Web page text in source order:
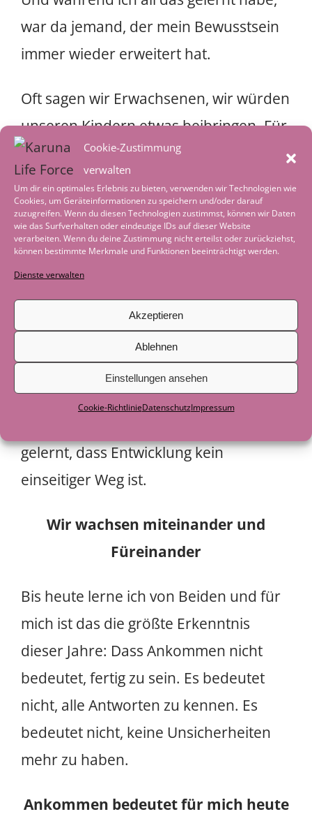
Cookie-Zustimmung
verwalten
Um dir ein optimales Erlebnis zu bieten, verwenden wir Technologien wie
Cookies, um Geräteinformationen zu speichern und/oder darauf
zuzugreifen. Wenn du diesen Technologien zustimmst, können wir Daten
wie das Surfverhalten oder eindeutige IDs auf dieser Website
verarbeiten. Wenn du deine Zustimmung nicht erteilst oder zurückziehst,
können bestimmte Merkmale und Funktionen beeinträchtigt werden.
Dienste verwalten
Akzeptieren
Ablehnen
Einstellungen ansehen
Cookie-RichtlinieDatenschutzImpressum
war da jemand, der mein Bewusstsein
immer wieder erweitert hat.
Oft sagen wir Erwachsenen, wir würden
unseren Kindern etwas beibringen. Für
mich fühlt sich das anders an und war
oft umgekehrt. Ich sage immer wieder
das ich all mein Wissen meiner Tochter
und meinem Sohn zu verdanken habe.
Über viele Jahre haben sie mir Türen
dass sie existieren. Sie haben mich
gezwungen, Gewohntes zu
hinterfragen, anders hinzusehen und
neue Perspektiven
gelernt, dass Entwicklung kein
einseitiger Weg ist.
Wir wachsen miteinander und
Füreinander
Bis heute lerne ich von Beiden und für
mich ist das die größte Erkenntnis
dieser Jahre: Dass Ankommen nicht
bedeutet, fertig zu sein. Es bedeutet
nicht, alle Antworten zu kennen. Es
bedeutet nicht, keine Unsicherheiten
mehr zu haben.
Ankommen bedeutet für mich heute